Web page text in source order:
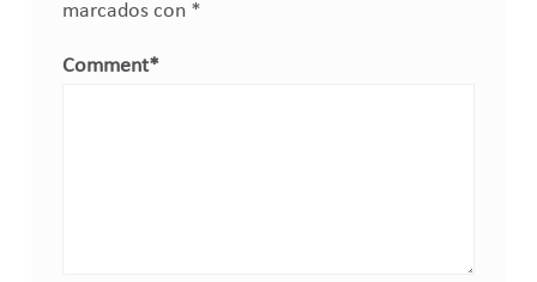
marcados con *
Comment*